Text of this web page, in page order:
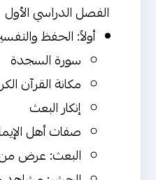
الفصل الدراسي الأول
أولاً: الحفظ
سورة السجدة
مكانة القرآن
إنكار البعث
صفات أهل
البعث: عرض من